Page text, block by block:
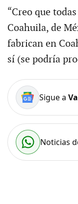
“Creo que
Coahuila, de
fabrican en
sí (se podría
Sigue a
Noticias